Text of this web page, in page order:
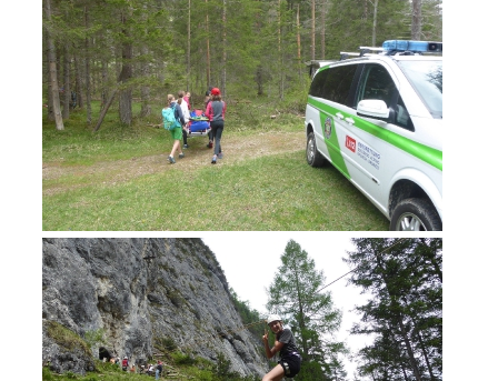
Jahresberichte
MITGLIED WERDEN